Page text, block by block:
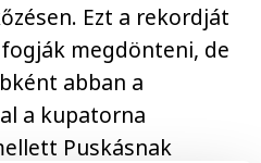
Ezt a rekordját
megdönteni, de
abban a
a kupatorna
Puskásnak